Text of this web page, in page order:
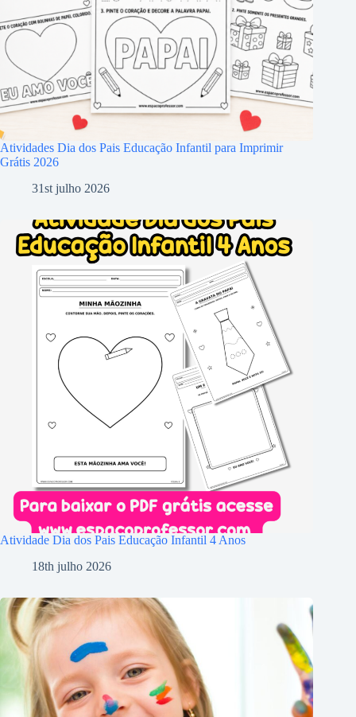
Atividades Dia dos Pais Educação Infantil para Imprimir
Grátis 2026
31st julho 2026
Atividade Dia dos Pais Educação Infantil 4 Anos
18th julho 2026